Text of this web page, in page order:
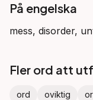
På engelska
mess, disorder,
Fler ord att
ord oviktig